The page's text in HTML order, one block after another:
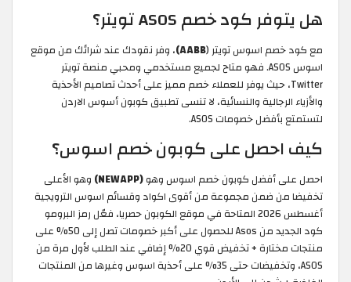
هل يتوفر كود خصم ASOS تويتر؟
مع كود خصم اسوس تويتر (AABB) ، وفر نقودك عند شرائك من موقع
اسوس ASOS. فهو متاح لجميع مستخدمي ومحبي منصة تويتر
Twitter، حيث يوفر للعملاء خصم مميز على أحدث تصاميم الأحذية
والأزياء الرجالية والنسائية، لا تنسى تطبيق كوبون أسوس الاردن
لتستمتع بأفضل خصومات ASOS.
كيف احصل على كوبون خصم اسوس؟
احصل على أفضل كوبون خصم اسوس وهو(NEWAPP)
وهو الأعلى
تخفيضا من ضمن مجموعة من أقوى اكواد وقسائم اسوس الترويجية
أغسطس 2026 المتاحة في موقع الكوبون حصريا، فعّل رمز البرومو
كود الجديد من Asos للحصول على أكبر خصومات تصل إلى 50% على
منتجات مختارة + تخفيض قوي 20% إضافي عند الطلب لأول مرة من
ASOS، وتخفيضات حتى 35% على أحذية اسوس وغيرها من المنتجات